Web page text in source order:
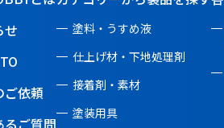
せ
ご依頼
るご質問
塗料・うすめ液
仕上げ材・下地処理剤
接着剤・素材
塗装用具